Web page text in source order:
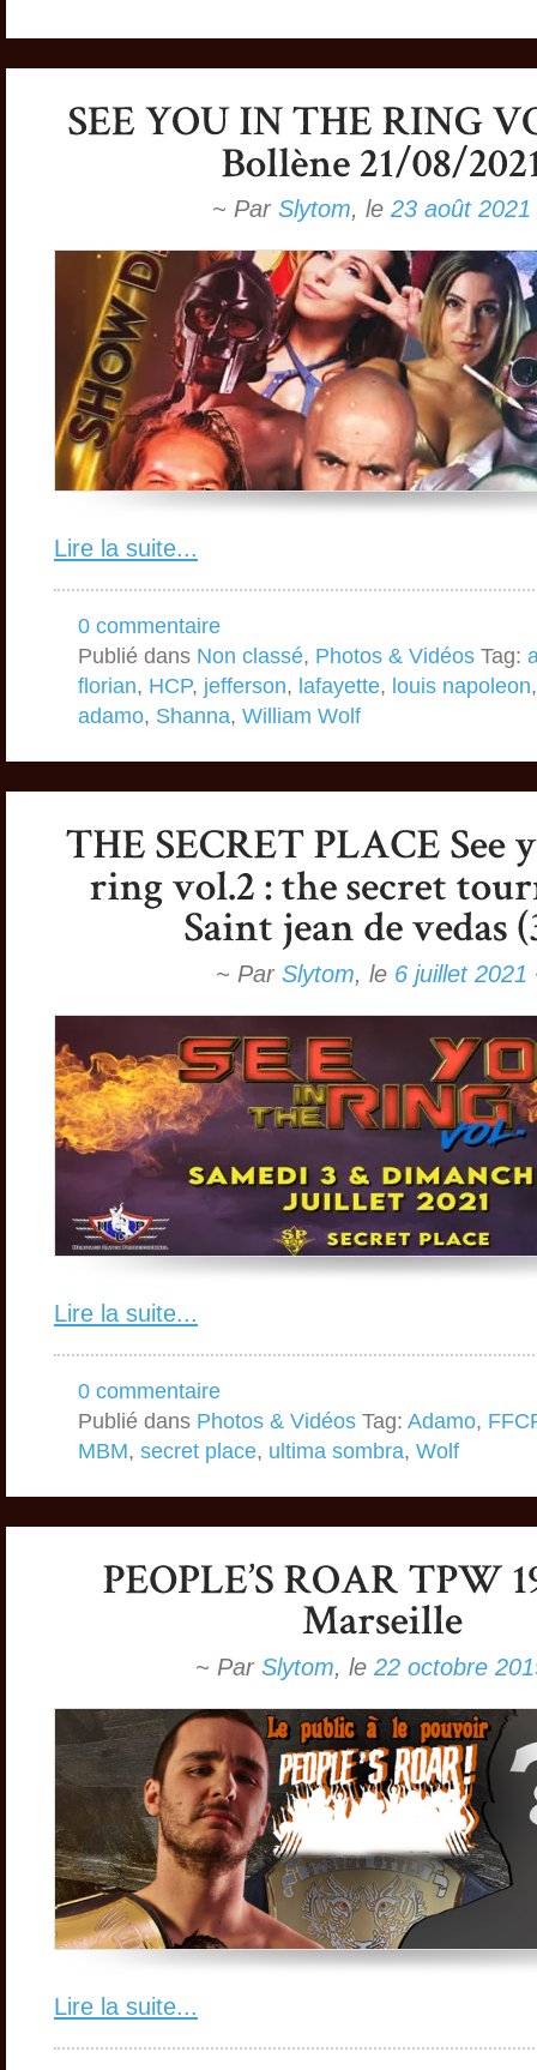
~ Par Slytom, le 23 août 2021
Lire la suite...
0 commentaire
Publié dans Non classé, Photos & Vidéos Tag:
florian, HCP, jefferson, lafayette, louis napoleon
adamo, Shanna, William Wolf
~ Par Slytom, le 6 juillet 2021
Lire la suite...
0 commentaire
Publié dans Photos & Vidéos Tag: Adamo,
MBM, secret place, ultima sombra, Wolf
~ Par Slytom, le 22 octobre
Lire la suite...